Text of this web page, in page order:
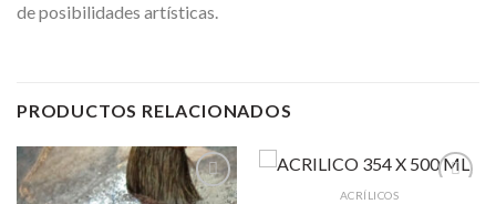
de posibilidades artísticas.
PRODUCTOS RELACIONADOS
ACRÍLICOS